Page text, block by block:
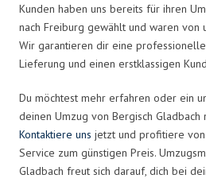
Kunden haben uns bereits für ihren
nach Freiburg gewählt und waren von
Wir garantieren dir eine
Lieferung und einen erstklassigen
Du möchtest mehr erfahren oder ein
deinen Umzug von Bergisch Gladbach
Kontaktiere uns jetzt und profitiere
Service zum günstigen Preis.
Gladbach freut sich darauf, dich bei